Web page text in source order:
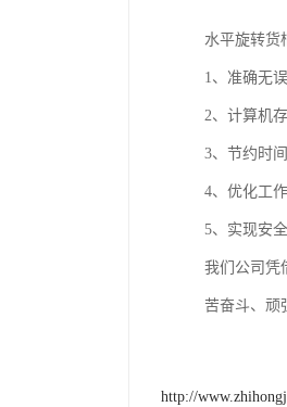
水平旋转货
1、准确无误
2、计算机
3、节约时
4、优化工作
5、实现安全
我们公司凭
苦奋斗、顽
http://